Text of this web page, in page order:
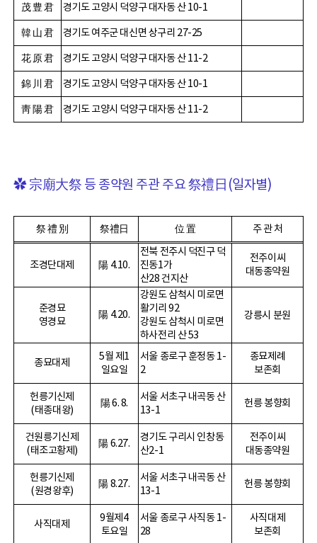
茂 豊 君
경기도 고양시 덕양구 대자동 산10-1
韓 山 君
경기도 여주군 대신면 상구리 27-25
花 原 君
경기도 고양시 덕양구 대자동 산11-2
錦 川 君
경기도 고양시 덕양구 대자동 산10-1
靑 陽 君
경기도 고양시 덕양구 대자동 산11-2
✿宗廟大祭 등 종약원 주관 주요 祭禮日 (일자별)
祭 禮 別 祭禮日 位 置 주 관 처
조경단대제 陽 4.10.
전북 전주시 덕진구 덕
진동1가
산28건지산
전주이씨
대동종약원
준경묘
영경묘
陽 4.20.
강원도 삼척시 미로면
활기리92
강원도 삼척시 미로면
하사전리 산53
강릉시 분원
종묘대제 5월 제 1
일요일
서울 종로구 훈정동1-
2
종묘제례
보존회
헌릉기신제
(태종대왕)
陽6. 8.
서울 서초구 내곡동 산
13-1
헌릉 봉향회
건원릉기신제
(태조고황제 )
陽6.27.
경기도 구리시 인창동
산2-1
전주이씨
대동종약원
헌릉기신제
(원경왕후)
陽8.27.
서울 서초구 내곡동 산
13-1
헌릉 봉향회
사직대제 9월제 4
토요일
서울 종로구 사직동1-
28
사직대제
보존회